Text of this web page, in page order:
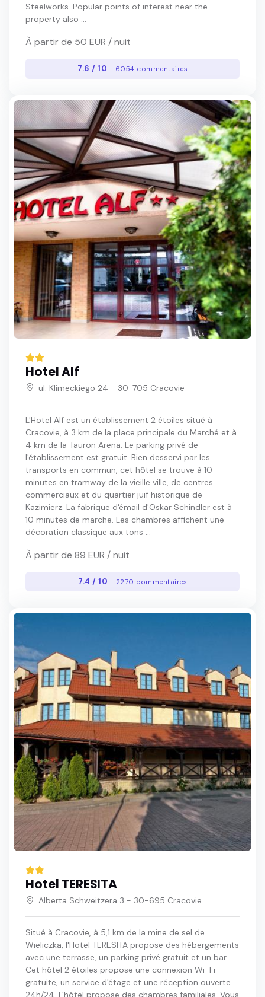
Steelworks. Popular points of interest near the
property also ...
À partir de 50 EUR / nuit
7.6 / 10 - 6054 commentaires
Hotel Alf
ul. Klimeckiego 24 - 30-705 Cracovie
L'Hotel Alf est un établissement 2 étoiles situé à
Cracovie, à 3 km de la place principale du Marché et à
4 km de la Tauron Arena. Le parking privé de
l'établissement est gratuit. Bien desservi par les
transports en commun, cet hôtel se trouve à 10
minutes en tramway de la vieille ville, de centres
commerciaux et du quartier juif historique de
Kazimierz. La fabrique d'émail d'Oskar Schindler est à
10 minutes de marche. Les chambres affichent une
décoration classique aux tons ...
À partir de 89 EUR / nuit
7.4 / 10 - 2270 commentaires
Hotel TERESITA
Alberta Schweitzera 3 - 30-695 Cracovie
Situé à Cracovie, à 5,1 km de la mine de sel de
Wieliczka, l'Hotel TERESITA propose des hébergements
avec une terrasse, un parking privé gratuit et un bar.
Cet hôtel 2 étoiles propose une connexion Wi-Fi
gratuite, un service d'étage et une réception ouverte
24h/24. L'hôtel propose des chambres familiales. Vous